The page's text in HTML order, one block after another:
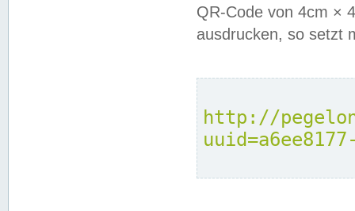
QR-Code von 4cm ×
ausdrucken, so setzt
http://